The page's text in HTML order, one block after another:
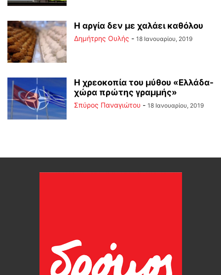
Η αργία δεν με χαλάει καθόλου
Δημήτρης Ουλής - 18 Ιανουαρίου, 2019
Η χρεοκοπία του μύθου «Ελλάδα-
χώρα πρώτης γραμμής»
Σπύρος Παναγιώτου - 18 Ιανουαρίου, 2019